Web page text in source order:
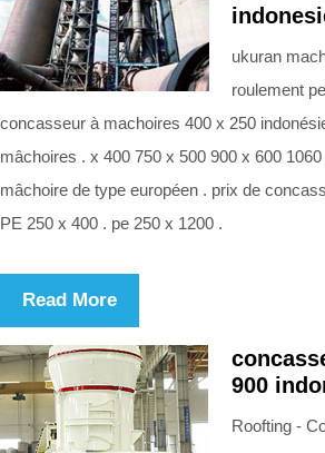
ukuran
roulement
concasseur à machoires 400 x 250
mâchoires . x 400 750 x 500 900 x 600
mâchoire de type européen . prix de
PE 250 x 400 . pe 250 x 1200 .
Read More
900
Roofting -